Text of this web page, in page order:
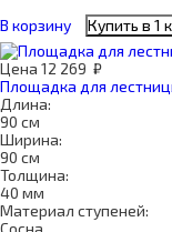
В корзину Купить в 1
Цена 12 269 ₽
Площадка для
Длина:
90 см
Ширина:
90 см
Толщина:
40 мм
Материал ступеней:
Сосна